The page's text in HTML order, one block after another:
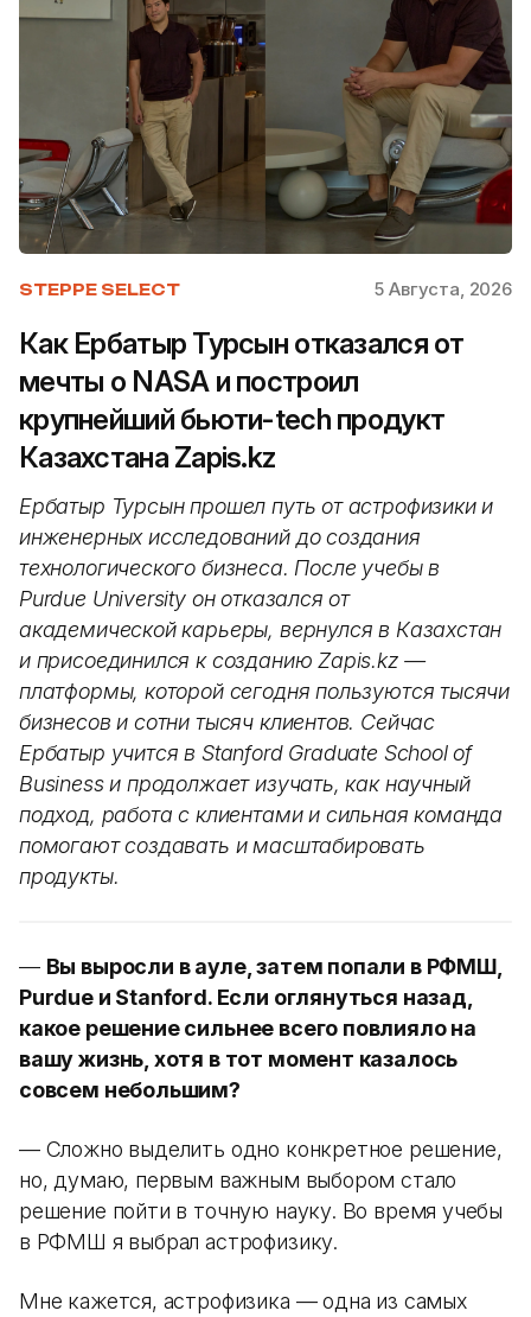
STEPPE SELECT 5 Августа, 2026
Как Ербатыр Турсын отказался от
мечты о NASA и построил
крупнейший бьюти-tech продукт
Казахстана Zapis.kz
Ербатыр Турсын прошел путь от астрофизики и
инженерных исследований до создания
технологического бизнеса. После учебы в
Purdue University он отказался от
академической карьеры, вернулся в Казахстан
и присоединился к созданию Zapis.kz —
платформы, которой сегодня пользуются тысячи
бизнесов и сотни тысяч клиентов. Сейчас
Ербатыр учится в Stanford Graduate School of
Business и продолжает изучать, как научный
подход, работа с клиентами и сильная команда
помогают создавать и масштабировать
продукты.
— Вы выросли в ауле, затем попали в РФМШ,
Purdue и Stanford. Если оглянуться назад,
какое решение сильнее всего повлияло на
вашу жизнь, хотя в тот момент казалось
совсем небольшим?
— Сложно выделить одно конкретное решение,
но, думаю, первым важным выбором стало
решение пойти в точную науку. Во время учебы
в РФМШ я выбрал астрофизику.
Мне кажется, астрофизика — одна из самых